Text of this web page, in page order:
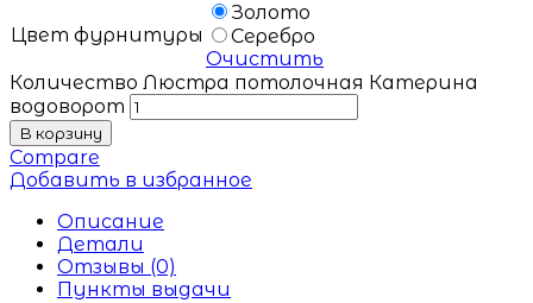
Цвет фурнитуры
Золото
Серебро
Очистить
Количество Люстра потолочная Катерина
водоворот
В корзину
Compare
Добавить в избранное
Описание
Детали
Отзывы (0)
Пункты выдачи